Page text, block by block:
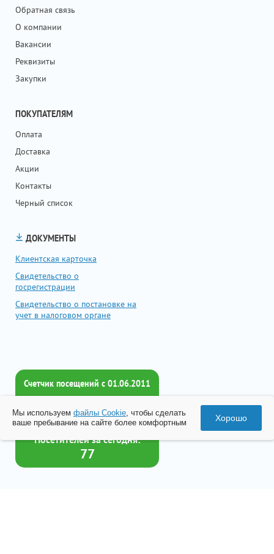
Обратная связь
О компании
Вакансии
Реквизиты
Закупки
ПОКУПАТЕЛЯМ
Оплата
Доставка
Акции
Контакты
Черный список
ДОКУМЕНТЫ
Клиентская карточка
Свидетельство о
госрегистрации
Свидетельство о постановке на
учет в налоговом органе
Счетчик посещений c 01.06.2011
Всего посетителей:
2017946
Посетителей за сегодня:
77
Мы используем файлы Cookie, чтобы сделать
ваше пребывание на сайте более комфортным
Хорошо